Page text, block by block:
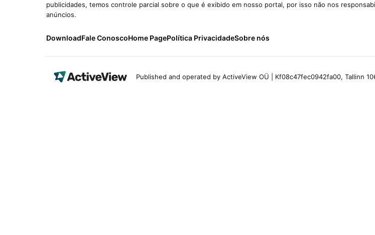
publicidades, temos controle parcial sobre o que é exibido em nosso portal, por isso não nos
anúncios.
DownloadFale ConoscoHome PagePolítica PrivacidadeSobre nós
Published and operated by ActiveView OÜ | Kf08c47fec0942fa00, Tallinn